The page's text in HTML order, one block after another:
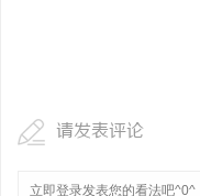
请发表评论